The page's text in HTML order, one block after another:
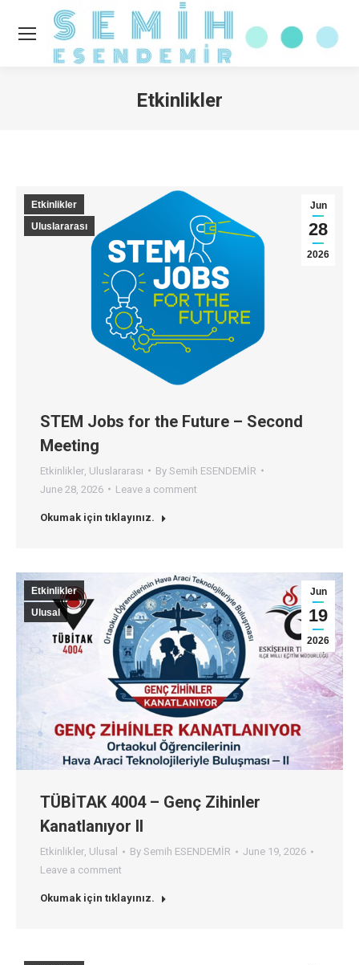
Etkinlikler
Jun
28
2026
Etkinlikler
Uluslararası
STEM Jobs for the Future – Second
Meeting
Etkinlikler Uluslararası By Semih ESENDEMİR
June 28, 2026
Leave a comment
Okumak için tıklayınız.
Jun
19
2026
Etkinlikler
Ulusal
TÜBİTAK 4004 – Genç Zihinler
Kanatlanıyor II
Etkinlikler, Ulusal By Semih ESENDEMİR
June 19, 2026
Leave a comment
Okumak için tıklayınız.